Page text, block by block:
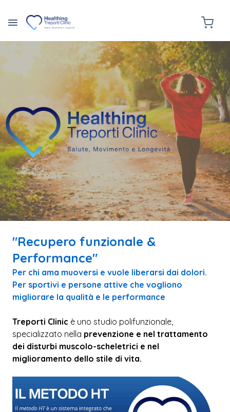
"Recupero funzionale &
Performance"
Per chi ama muoversi e vuole liberarsi dai dolori.
Per sportivi e persone attive che vogliono
migliorare la qualità e le performance
Treporti Clinic è uno studio polifunzionale,
specializzato nella prevenzione e nel trattamento
dei disturbi muscolo-scheletrici e nel
miglioramento dello stile di vita.